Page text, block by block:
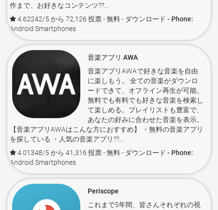
作まで、お好きなコンテンツ??...
4.62242/5 から 72,126 投票- 無料 - ダウンロード - Phone:
Android Smartphones
音楽アプリ AWA
音楽アプリAWAで好きな音楽を自由
に楽しもう。 全ての音楽がダウンロ
ードできて、オフライン再生が可能。
無料でも有料でも好きな音楽を検索し
て楽しめる。プレイリストも豊富で、
あなたの好みに合わせた音楽を表示。
【音楽アプリAWAはこんな方におすすめ】 ・無料の音楽アプリ
を探している ・人気の音楽アプリ??...
4.01348/5 から 41,316 投票- 無料 - ダウンロード - Phone:
Android Smartphones
Periscope
これまで5年間、皆さんそれぞれの視